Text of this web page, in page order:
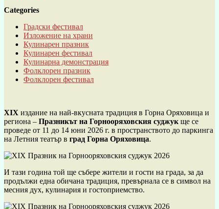
Categories
Градски фестивал
Изложение на храни
Кулинарен празник
Кулинарен фестивал
Кулинарна демонстрация
Фолклорен празник
Фолклорен фестивал
XIX издание на най-вкусната традиция в Горна Оряховица и
региона – Празникът на Горнооряховския суджук ще се
проведе от 11 до 14 юни 2026 г. в пространството до паркинга
на Летния театър в град Горна Оряховица.
И тази година той ще събере жители и гости на града, за да
продължи една обичана традиция, превърнала се в символ на
месния дух, кулинария и гостоприемство.